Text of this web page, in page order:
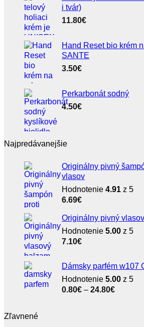
i tvár)
11.80€
Hand Reset bio krém
SANTE
3.50€
Perkarbonát sodný
4.50€
Najpredávanejšie
Originálny pivný
vlasov
Hodnotenie 4.91 z 5
6.69€
Originálny pivný
Hodnotenie 5.00 z 5
7.10€
Dámsky parfém w107
Hodnotenie 5.00 z 5
0.80€ – 24.80€Price
Zľavnené